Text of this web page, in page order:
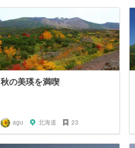
秋の美瑛を満喫
agu 北海道 23